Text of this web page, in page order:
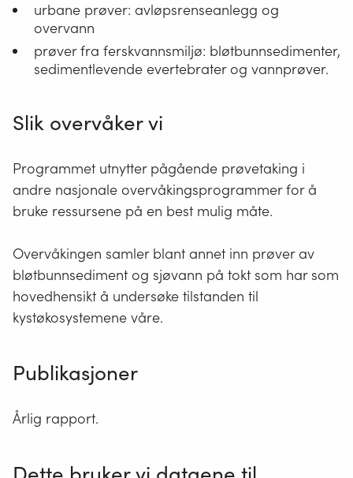
urbane prøver: avløpsrenseanlegg og
overvann
prøver fra ferskvannsmiljø: bløtbunnsedimenter,
sedimentlevende evertebrater og vannprøver.
Slik overvåker vi
Programmet utnytter pågående prøvetaking i
andre nasjonale overvåkingsprogrammer for å
bruke ressursene på en best mulig måte.
Overvåkingen samler blant annet inn prøver av
bløtbunnsediment og sjøvann på tokt som har som
hovedhensikt å undersøke tilstanden til
kystøkosystemene våre.
Publikasjoner
Årlig rapport.